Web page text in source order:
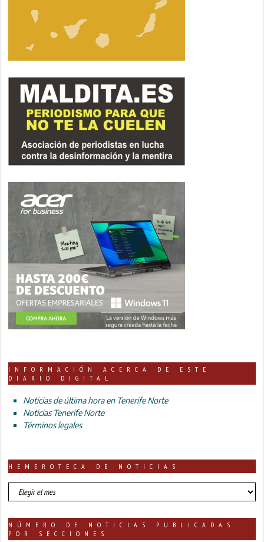
INFORMACIÓN ACERCA DE ESTE
DIARIO DIGITAL
Noticias de última hora en Tenerife Norte
Noticias Tenerife Norte
Términos legales
HEMEROTECA DE NOTICIAS
HEMEROTECA
DE
NÚMERO DE NOTICIAS PUBLICADAS
POR SECCIONES